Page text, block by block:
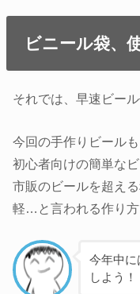
ビニール袋、
それでは、早速ビー
今回の手作りビール
初心者向けの簡単なビ
市販のビールを超え
軽…と言われる作り方
今年中に
しよう！